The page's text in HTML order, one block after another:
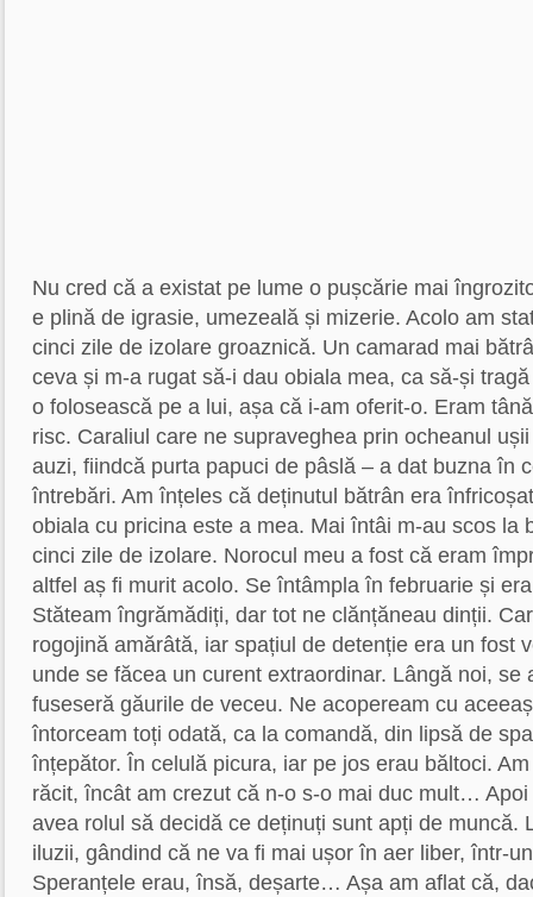
Nu cred că a existat pe lume o pușcărie mai
e plină de igrasie, umezeală și mizerie. Acolo am
cinci zile de izolare groaznică. Un camarad mai
ceva și m-a rugat să-i dau obiala mea, ca să-și
o folosească pe a lui, așa că i-am oferit-o. Eram
risc. Caraliul care ne supraveghea prin ocheanul
auzi, fiindcă purta papuci de pâslă – a dat buzna în
întrebări. Am înțeles că deținutul bătrân era
obiala cu pricina este a mea. Mai întâi m-au scos la
cinci zile de izolare. Norocul meu a fost că eram
altfel aș fi murit acolo. Se întâmpla în februarie și
Stăteam îngrămădiți, dar tot ne clănțăneau dinții.
rogojină amărâtă, iar spațiul de detenție era un fost
unde se făcea un curent extraordinar. Lângă noi, se
fuseseră găurile de veceu. Ne acopeream cu
întorceam toți odată, ca la comandă, din lipsă de
înțepător. În celulă picura, iar pe jos erau băltoci.
răcit, încât am crezut că n-o s-o mai duc mult…
avea rolul să decidă ce deținuți sunt apți de muncă.
iluzii, gândind că ne va fi mai ușor în aer liber, într-
Speranțele erau, însă, deșarte… Așa am aflat că,